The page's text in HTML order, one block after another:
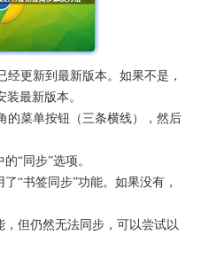
经更新到最新版本。如果不是，
最新版本。
的菜单按钮（三条横线），然后
“同步”选项。
“书签同步”功能。如果没有，
但仍然无法同步，可以尝试以